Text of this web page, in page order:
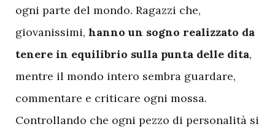
ogni parte del mondo. Ragazzi che,
giovanissimi, hanno un sogno realizzato da
tenere in equilibrio sulla punta delle dita,
mentre il mondo intero sembra guardare,
commentare e criticare ogni mossa.
Controllando che ogni pezzo di personalità si